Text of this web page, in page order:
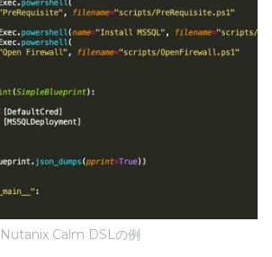
Nutanix Calm DSLの例